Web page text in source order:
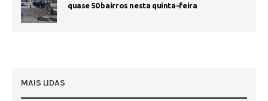
quase 50 bairros nesta quinta-feira
MAIS LIDAS